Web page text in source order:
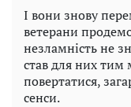
І вони знову
ветерани
незламність не
став для них тим
повертатися,
сенси.